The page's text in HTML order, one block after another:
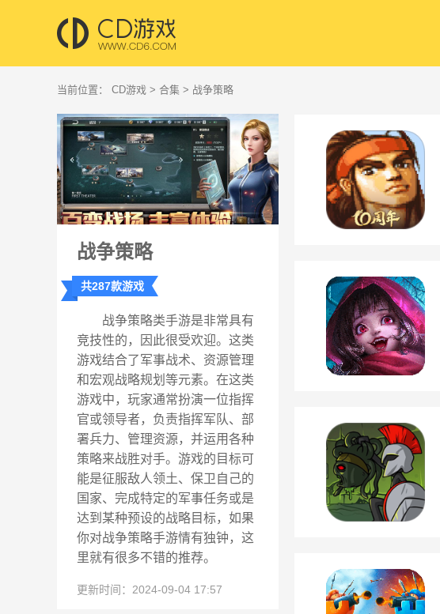
当前位置： CD游戏 > 合集 > 战争策略
战争策略
共287款游戏
战争策略类手游是非常具有
竞技性的，因此很受欢迎。这类
游戏结合了军事战术、资源管理
和宏观战略规划等元素。在这类
游戏中，玩家通常扮演一位指挥
官或领导者，负责指挥军队、部
署兵力、管理资源，并运用各种
策略来战胜对手。游戏的目标可
能是征服敌人领土、保卫自己的
国家、完成特定的军事任务或是
达到某种预设的战略目标，如果
你对战争策略手游情有独钟，这
里就有很多不错的推荐。
更新时间：2024-09-04 17:57